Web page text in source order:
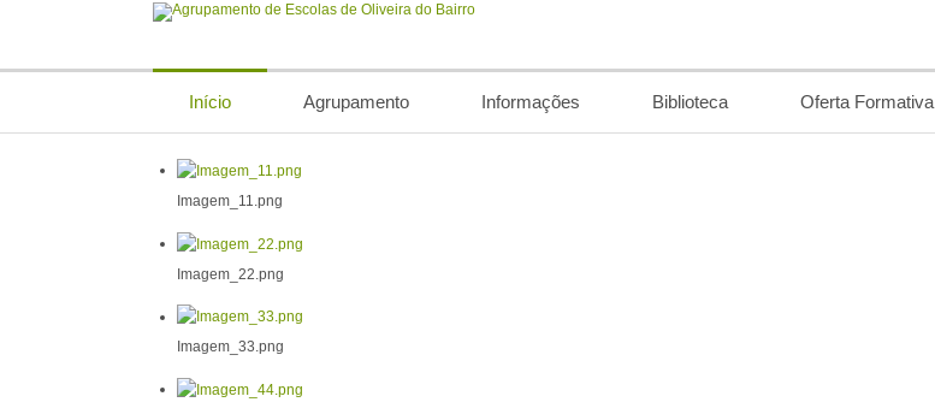
Início Agrupamento Informações Biblioteca Oferta Formativa
Imagem_11.png
Imagem_22.png
Imagem_33.png